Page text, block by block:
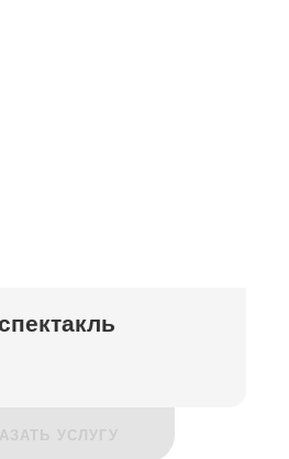
УСЛУГУ